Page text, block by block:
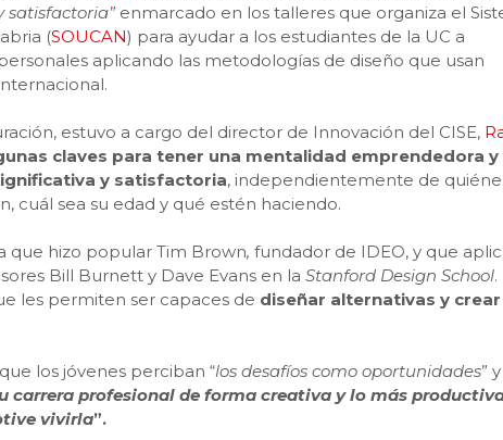
satisfactoria” enmarcado en los talleres que organiza el
(SOUCAN) para ayudar a los estudiantes de la UC a
aplicando las metodologías de diseño que usan
estuvo a cargo del director de Innovación del CISE,
claves para tener una mentalidad emprendedora y
y satisfactoria, independientemente de
cuál sea su edad y qué estén haciendo.
que hizo popular Tim Brown, fundador de IDEO, y que
Bill Burnett y Dave Evans en la Stanford Design School
les permiten ser capaces de diseñar alternativas y
los jóvenes perciban “los desafíos como oportunidades” y
carrera profesional de forma creativa y lo más
vivirla”.